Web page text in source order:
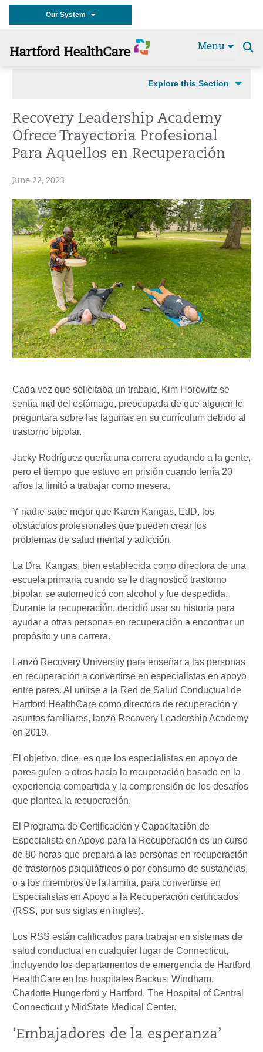
Our System
Menu
Explore this Section
Recovery Leadership Academy
Ofrece Trayectoria Profesional
Para Aquellos en Recuperación
June 22, 2023
Cada vez que solicitaba un trabajo, Kim Horowitz se
sentía mal del estómago, preocupada de que alguien le
preguntara sobre las lagunas en su currículum debido al
trastorno bipolar.
Jacky Rodríguez quería una carrera ayudando a la gente,
pero el tiempo que estuvo en prisión cuando tenía 20
años la limitó a trabajar como mesera.
Y nadie sabe mejor que Karen Kangas, EdD, los
obstáculos profesionales que pueden crear los
problemas de salud mental y adicción.
La Dra. Kangas, bien establecida como directora de una
escuela primaria cuando se le diagnosticó trastorno
bipolar, se automedicó con alcohol y fue despedida.
Durante la recuperación, decidió usar su historia para
ayudar a otras personas en recuperación a encontrar un
propósito y una carrera.
Lanzó Recovery University para enseñar a las personas
en recuperación a convertirse en especialistas en apoyo
entre pares. Al unirse a la Red de Salud Conductual de
Hartford HealthCare como directora de recuperación y
asuntos familiares, lanzó Recovery Leadership Academy
en 2019.
El objetivo, dice, es que los especialistas en apoyo de
pares guíen a otros hacia la recuperación basado en la
experiencia compartida y la comprensión de los desafíos
que plantea la recuperación.
El Programa de Certificación y Capacitación de
Especialista en Apoyo para la Recuperación es un curso
de 80 horas que prepara a las personas en recuperación
de trastornos psiquiátricos o por consumo de sustancias,
o a los miembros de la familia, para convertirse en
Especialistas en Apoyo a la Recuperación certificados
(RSS, por sus siglas en ingles).
Los RSS están calificados para trabajar en sistemas de
salud conductual en cualquier lugar de Connecticut,
incluyendo los departamentos de emergencia de Hartford
HealthCare en los hospitales Backus, Windham,
Charlotte Hungerford y Hartford, The Hospital of Central
Connecticut y MidState Medical Center.
‘Embajadores de la esperanza’